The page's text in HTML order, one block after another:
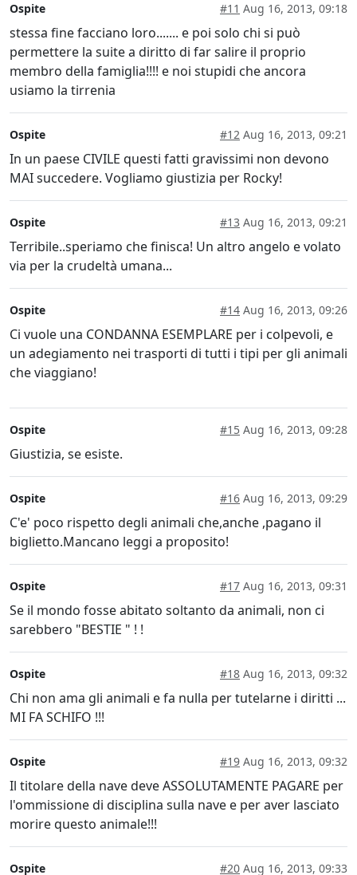
Ospite #11 Aug 16, 2013, 09:18
stessa fine facciano loro....... e poi solo chi si può
permettere la suite a diritto di far salire il proprio
membro della famiglia!!!! e noi stupidi che ancora
usiamo la tirrenia
Ospite #12 Aug 16, 2013, 09:21
In un paese CIVILE questi fatti gravissimi non devono
MAI succedere. Vogliamo giustizia per Rocky!
Ospite #13 Aug 16, 2013, 09:21
Terribile..speriamo che finisca! Un altro angelo e volato
via per la crudeltà umana...
Ospite #14 Aug 16, 2013, 09:26
Ci vuole una CONDANNA ESEMPLARE per i colpevoli, e
un adegiamento nei trasporti di tutti i tipi per gli animali
che viaggiano!
Ospite #15 Aug 16, 2013, 09:28
Giustizia, se esiste.
Ospite #16 Aug 16, 2013, 09:29
C'e' poco rispetto degli animali che,anche ,pagano il
biglietto.Mancano leggi a proposito!
Ospite #17 Aug 16, 2013, 09:31
Se il mondo fosse abitato soltanto da animali, non ci
sarebbero "BESTIE " ! !
Ospite #18 Aug 16, 2013, 09:32
Chi non ama gli animali e fa nulla per tutelarne i diritti ...
MI FA SCHIFO !!!
Ospite #19 Aug 16, 2013, 09:32
Il titolare della nave deve ASSOLUTAMENTE PAGARE per
l'ommissione di disciplina sulla nave e per aver lasciato
morire questo animale!!!
Ospite #20 Aug 16, 2013, 09:33